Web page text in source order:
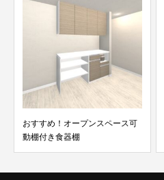
おすすめ！オープンスペース可
動棚付き食器棚